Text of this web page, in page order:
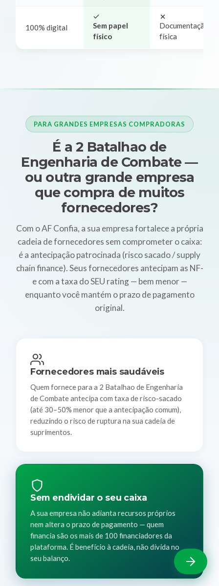
100% digital
Sem papel
físico
Documentação
física
PARA GRANDES EMPRESAS COMPRADORAS
É a 2 Batalhao de
Engenharia de Combate —
ou outra grande empresa
que compra de muitos
fornecedores?
Com o AF Confia, a sua empresa fortalece a própria
cadeia de fornecedores sem comprometer o caixa:
é a antecipação patrocinada (risco sacado / supply
chain finance). Seus fornecedores antecipam as NF-
e com a taxa do SEU rating — bem menor —
enquanto você mantém o prazo de pagamento
original.
Fornecedores mais saudáveis
Quem fornece para a 2 Batalhao de Engenharia
de Combate antecipa com taxa de risco-sacado
(até 30–50% menor que a antecipação comum),
reduzindo o risco de ruptura na sua cadeia de
suprimentos.
Sem endividar o seu caixa
A sua empresa não adianta recursos próprios
nem altera o prazo de pagamento — quem
financia são os mais de 100 financiadores da
plataforma. É benefício à cadeia, não dívida no
seu balanço.